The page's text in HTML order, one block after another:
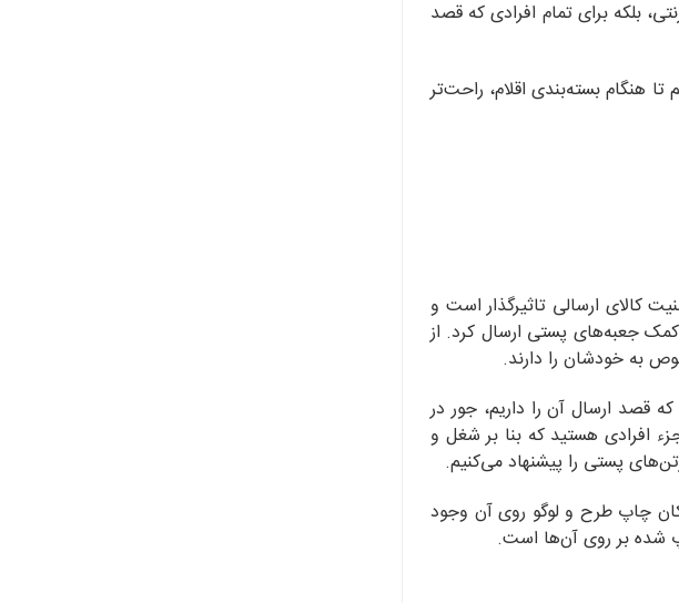
بلکه برای تمام افرادی که قصد
تا هنگام بسته‌بندی اقلام، راحت‌تر
کالای ارسالی تاثیر‌گذار است و
کمک جعبه‌های پستی ارسال کرد. از
به خودشان را دارند.
قصد ارسال آن را داریم، جور در
افرادی هستید که بنا بر شغل و
پستی را پیشنهاد می‌کنیم.
چاپ طرح و لوگو روی آن وجود
شده بر روی آن‌ها است.